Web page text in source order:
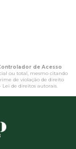
de Acesso
ou total, mesmo citando
de violação de direito
Lei de direitos autorais.